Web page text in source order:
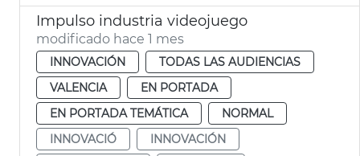
Impulso industria videojuego
modificado hace 1 mes
INNOVACIÓN
TODAS LAS AUDIENCIAS
VALENCIA
EN PORTADA
EN PORTADA TEMÁTICA
NORMAL
INNOVACIÓ
INNOVACIÓN